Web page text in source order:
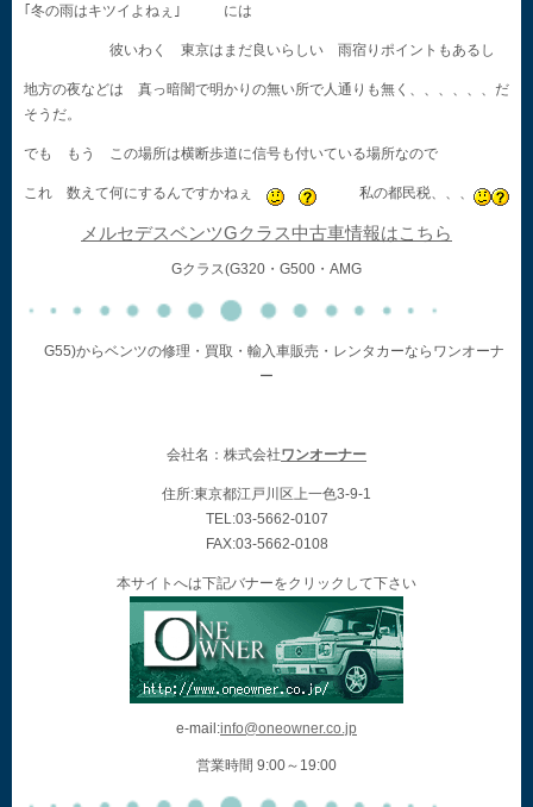
｢冬の雨はキツイよねぇ｣ には
彼いわく 東京はまだ良いらしい 雨宿りポイントもあるし
地方の夜などは 真っ暗闇で明かりの無い所で人通りも無く、、、、、、だ
そうだ。
でも もう この場所は横断歩道に信号も付いている場所なので
これ 数えて何にするんですかねぇ 私の都民税、、、
メルセデスベンツGクラス中古車情報はこちら
Gクラス(G320・G500・AMG
G55)からベンツの修理・買取・輸入車販売・レンタカーならワンオーナ
ー
会社名：株式会社ワンオーナー
住所:東京都江戸川区上一色3-9-1
TEL:03-5662-0107
FAX:03-5662-0108
本サイトへは下記バナーをクリックして下さい
e-mail:info@oneowner.co.jp
営業時間 9:00～19:00